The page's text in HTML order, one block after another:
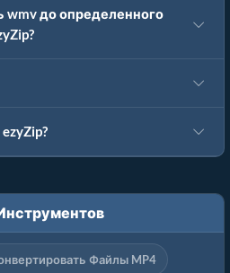
wmv до определенного
Файлы MP4